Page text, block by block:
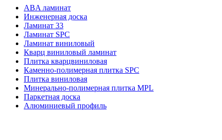
ABA ламинат
Инженерная доска
Ламинат 33
Ламинат SPC
Ламинат виниловый
Кварц виниловый ламинат
Плитка кварцвиниловая
Каменно-полимерная плитка SPC
Плитка виниловая
Минерально-полимерная плитка MPL
Паркетная доска
Алюминиевый профиль